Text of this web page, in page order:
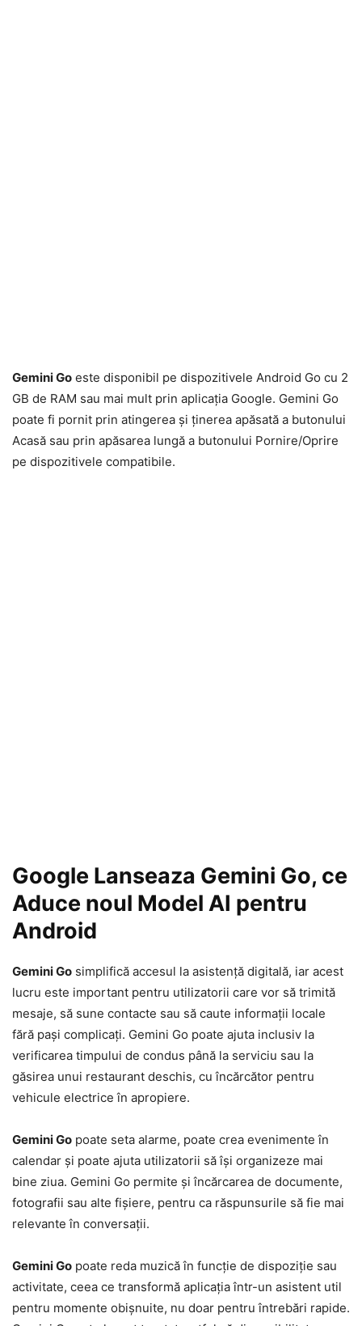
Gemini Go este disponibil pe dispozitivele Android Go cu 2
GB de RAM sau mai mult prin aplicația Google. Gemini Go
poate fi pornit prin atingerea și ținerea apăsată a butonului
Acasă sau prin apăsarea lungă a butonului Pornire/Oprire
pe dispozitivele compatibile.
Google Lanseaza Gemini Go, ce
Aduce noul Model AI pentru
Android
Gemini Go simplifică accesul la asistență digitală, iar acest
lucru este important pentru utilizatorii care vor să trimită
mesaje, să sune contacte sau să caute informații locale
fără pași complicați. Gemini Go poate ajuta inclusiv la
verificarea timpului de condus până la serviciu sau la
găsirea unui restaurant deschis, cu încărcător pentru
vehicule electrice în apropiere.
Gemini Go poate seta alarme, poate crea evenimente în
calendar și poate ajuta utilizatorii să își organizeze mai
bine ziua. Gemini Go permite și încărcarea de documente,
fotografii sau alte fișiere, pentru ca răspunsurile să fie mai
relevante în conversații.
Gemini Go poate reda muzică în funcție de dispoziție sau
activitate, ceea ce transformă aplicația într-un asistent util
pentru momente obișnuite, nu doar pentru întrebări rapide.